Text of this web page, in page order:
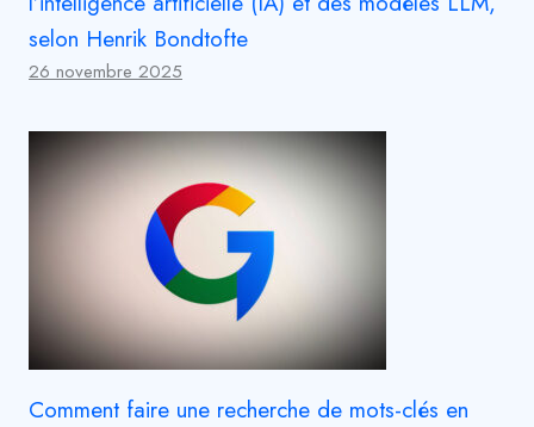
selon Henrik Bondtofte
26 novembre 2025
Comment faire une recherche de mots-clés en